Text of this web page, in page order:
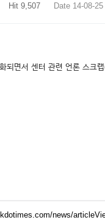
Hit 9,507 Date 14-08-
되면서 센터 관련 언론 스크
news/